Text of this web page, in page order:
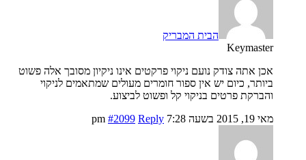
הבית המבריק
Keymaster
אכן אתה צודק נועם ניקוי פרקטים אינו ניקיון מסובך אלה פשוט
ביותר, כיום יש אין ספור חומרים מעולים שמתאמים לניקוי
והברקת פרטים בניקוי קל ופשוט לביצוע.
מאי 19, 2015 בשעה 7:28 pm
#2099 Reply